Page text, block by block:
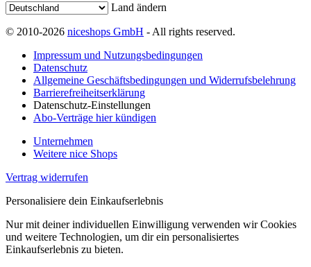
Land ändern
© 2010-2026 niceshops GmbH - All rights reserved.
Impressum und Nutzungsbedingungen
Datenschutz
Allgemeine Geschäftsbedingungen und Widerrufsbelehrung
Barrierefreiheitserklärung
Datenschutz-Einstellungen
Abo-Verträge hier kündigen
Unternehmen
Weitere nice Shops
Vertrag widerrufen
Personalisiere dein Einkaufserlebnis
Nur mit deiner individuellen Einwilligung verwenden wir Cookies
und weitere Technologien, um dir ein personalisiertes
Einkaufserlebnis zu bieten.